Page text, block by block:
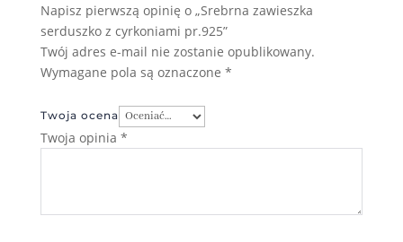
Napisz pierwszą opinię o „Srebrna zawieszka
serduszko z cyrkoniami pr.925”
Twój adres e-mail nie zostanie opublikowany.
Wymagane pola są oznaczone *
Twoja ocena
Twoja opinia *